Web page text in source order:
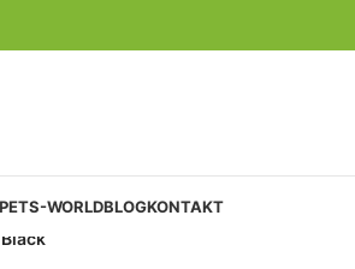
PETS-WORLDBLOGKONTAKT